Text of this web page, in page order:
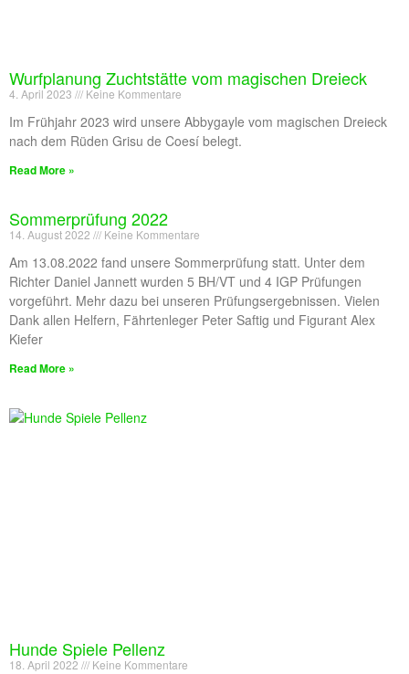
Wurfplanung Zuchtstätte vom magischen Dreieck
4. April 2023 Keine Kommentare
Im Frühjahr 2023 wird unsere Abbygayle vom magischen Dreieck
nach dem Rüden Grisu de Coesí belegt.
Read More »
Sommerprüfung 2022
14. August 2022 Keine Kommentare
Am 13.08.2022 fand unsere Sommerprüfung statt. Unter dem
Richter Daniel Jannett wurden 5 BH/VT und 4 IGP Prüfungen
vorgeführt. Mehr dazu bei unseren Prüfungsergebnissen. Vielen
Dank allen Helfern, Fährtenleger Peter Saftig und Figurant Alex
Kiefer
Read More »
Hunde Spiele Pellenz
18. April 2022 Keine Kommentare